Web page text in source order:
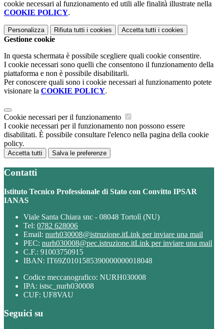
cookie necessari al funzionamento ed utili alle finalità illustrate nella
COOKIE POLICY.
Personalizza Rifiuta tutti i cookies Accetta tutti i cookies
Gestione cookie
In questa schermata è possibile scegliere quali cookie consentire.
I cookie necessari sono quelli che consentono il funzionamento della
piattaforma e non è possibile disabilitarli.
Per conoscere quali sono i cookie necessari al funzionamento potete
visionare la COOKIE POLICY.
Cookie necessari per il funzionamento
I cookie necessari per il funzionamento non possono essere
disabilitati. È possibile consultare l'elenco nella pagina della cookie
policy.
Accetta tutti Salva le preferenze
Contatti
Istituto Tecnico Professionale di Stato con Convitto IPSAR
IANAS
Viale Santa Chiara snc - 08048 Tortolì (NU)
Tel: 0782 628006
Email: nurh030008@istruzione.itLink per inviare una mail
PEC: nurh030008@pec.istruzione.itLink per inviare una mail
C.F.: 91003750915
IBAN: IT69Z0101585390000000018048
Codice meccanografico: NURH030008
IPA: istsc_nurh030008
CUF: UF8VAU
Seguici su